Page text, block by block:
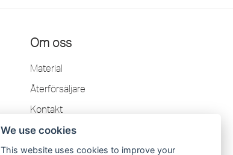
Om oss
Material
Återförsäljare
Kontakt
Garanti
Integritetspolicy
We use cookies
This website uses cookies to improve your